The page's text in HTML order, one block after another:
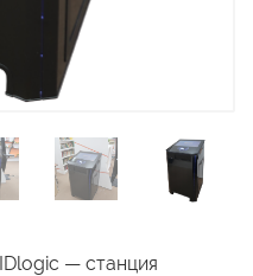
— станция